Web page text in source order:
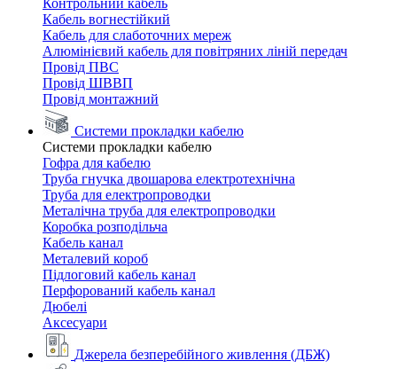
Контрольний кабель
Кабель вогнестійкий
Кабель для слаботочних мереж
Алюмінієвий кабель для повітряних ліній передач
Провід ПВС
Провід ШВВП
Провід монтажний
Системи прокладки кабелю
Системи прокладки кабелю
Гофра для кабелю
Труба гнучка двошарова електротехнічна
Труба для електропроводки
Металічна труба для електропроводки
Коробка розподільча
Кабель канал
Металевий короб
Підлоговий кабель канал
Перфорований кабель канал
Дюбелі
Аксесуари
Джерела безперебійного живлення (ДБЖ)